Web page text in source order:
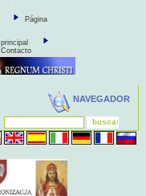
Página
principal
Contacto
NAVEGADOR